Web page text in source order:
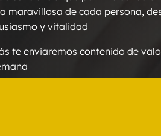
maravillosa de cada persona,
y vitalidad
te enviaremos contenido de